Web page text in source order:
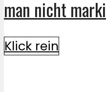
man nicht
Klick rein